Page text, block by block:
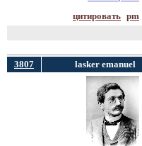
цитировать pm
3807 lasker emanuel